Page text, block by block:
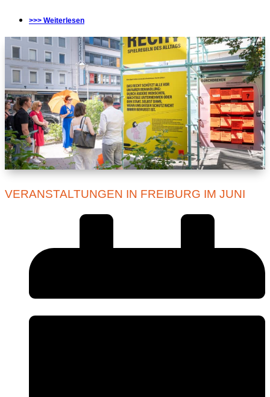
>>> Weiterlesen
VERANSTALTUNGEN IN FREIBURG IM JUNI